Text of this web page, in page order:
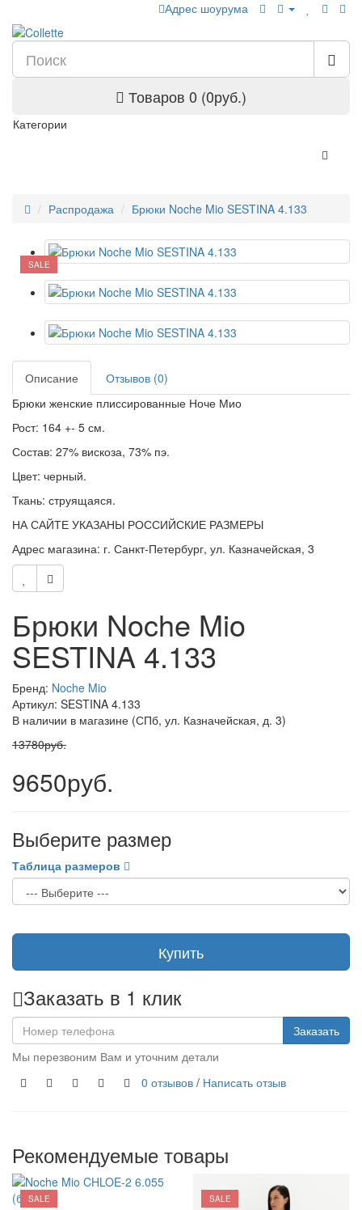
Адрес шоурума
Товаров 0 (0руб.)
Категории
Распродажа Брюки Noche Mio SESTINA 4.133
SALE
Описание
Отзывов (0)
Брюки женские плиссированные Ноче Мио
Рост: 164 +- 5 см.
Состав: 27% вискоза, 73% пэ.
Цвет: черный.
Ткань: струящаяся.
НА САЙТЕ УКАЗАНЫ РОССИЙСКИЕ РАЗМЕРЫ
Адрес магазина: г. Санкт-Петербург, ул. Казначейская, 3
Брюки Noche Mio
SESTINA 4.133
Бренд: Noche Mio
Артикул: SESTINA 4.133
В наличии в магазине (СПб, ул. Казначейская, д. 3)
13780руб.
9650руб.
Выберите размер
Таблица размеров
Купить
Заказать в 1 клик
Заказать
Мы перезвоним Вам и уточним детали
0 отзывов / Написать отзыв
Рекомендуемые товары
SALE
SALE